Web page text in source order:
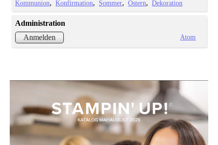
Kommunion
Konfirmation Sommer Ostern Dekoration
Administration
Anmelden
Atom